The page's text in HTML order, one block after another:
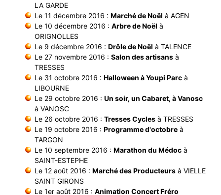
LA GARDE
Le 11 décembre 2016 : Marché de Noël à AGEN
Le 10 décembre 2016 : Arbre de Noël à
ORIGNOLLES
Le 9 décembre 2016 : Drôle de Noël à TALENCE
Le 27 novembre 2016 : Salon des artisans à
TRESSES
Le 31 octobre 2016 : Halloween à Youpi Parc à
LIBOURNE
Le 29 octobre 2016 : Un soir, un Cabaret, à Vanosc
à VANOSC
Le 26 octobre 2016 : Tresses Cycles à TRESSES
Le 19 octobre 2016 : Programme d'octobre à
TARGON
Le 10 septembre 2016 : Marathon du Médoc à
SAINT-ESTEPHE
Le 12 août 2016 : Marché des Producteurs à VIELLE
SAINT GIRONS
Le 1er août 2016 : Animation Concert Fréro